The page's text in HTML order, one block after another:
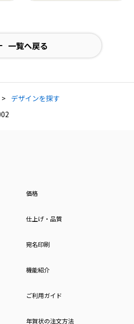
一覧へ戻る
デザインを探す
価格
仕上げ・品質
宛名印刷
機能紹介
ご利用ガイド
年賀状の注文方法